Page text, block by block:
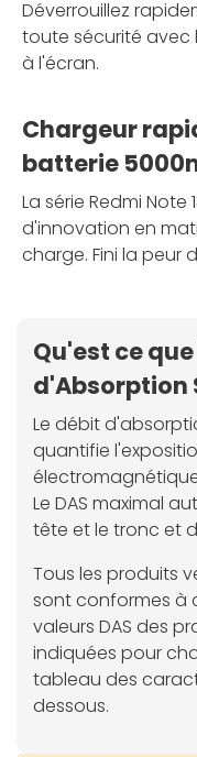
Déverrouillez
toute sécurité avec
à l'écran.
Chargeur
batterie
La série Redmi
d'innovation en
charge. Fini la peur
Qu'est ce que
d'Absorption
Le débit
quantifie
Le DAS maximal
tête et le tronc et
Tous les produits
sont conformes à
valeurs DAS des
indiquées pour
tableau des
dessous.